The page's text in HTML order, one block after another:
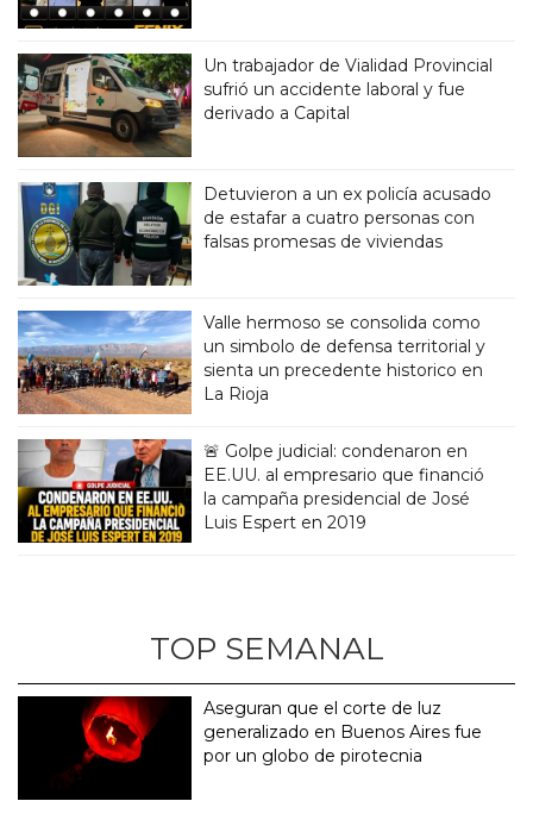
Un trabajador de Vialidad Provincial
sufrió un accidente laboral y fue
derivado a Capital
Detuvieron a un ex policía acusado
de estafar a cuatro personas con
falsas promesas de viviendas
Valle hermoso se consolida como
un simbolo de defensa territorial y
sienta un precedente historico en
La Rioja
🚨 Golpe judicial: condenaron en
EE.UU. al empresario que financió
la campaña presidencial de José
Luis Espert en 2019
TOP SEMANAL
Aseguran que el corte de luz
generalizado en Buenos Aires fue
por un globo de pirotecnia